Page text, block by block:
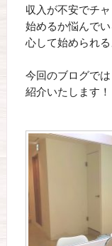
収入が不安でチ
始めるか悩んで
心して始められる
今回のブログで
紹介いたします！